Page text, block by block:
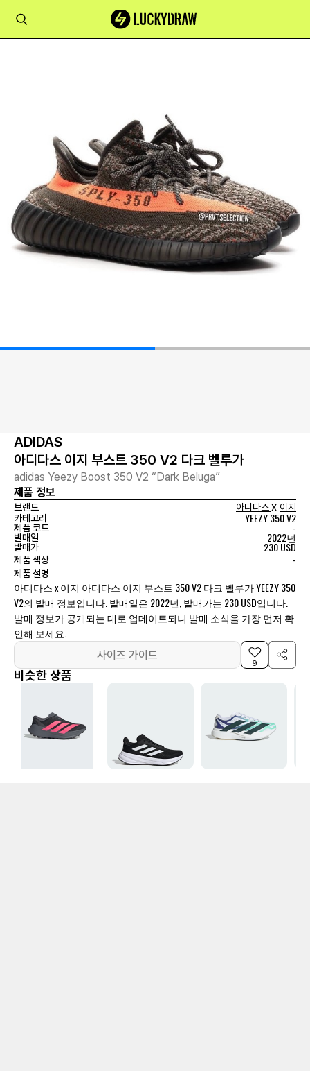
ADIDAS
아디다스 이지 부스트 350 V2 다크 벨루가
adidas Yeezy Boost 350 V2 “Dark Beluga”
제품 정보
브랜드 아디다스x 이지
카테고리
YEEZY 350 V2
제품 코드 -
발매일 2022년
발매가 230 USD
제품 색상 -
제품 설명
아디다스 x 이지 아디다스 이지 부스트 350 V2 다크 벨루가 YEEZY 350
V2의 발매 정보입니다. 발매일은 2022년, 발매가는 230 USD입니다.
발매 정보가 공개되는 대로 업데이트되니 발매 소식을 가장 먼저 확
인해 보세요.
사이즈 가이드
9
비슷한 상품